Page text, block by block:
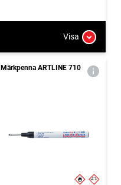
Visa
Märkpenna ARTLINE 710